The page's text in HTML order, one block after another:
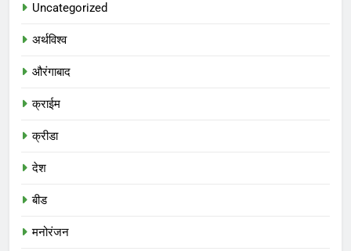
Uncategorized
अर्थविश्व
औरंगाबाद
क्राईम
क्रीडा
देश
बीड
मनोरंजन